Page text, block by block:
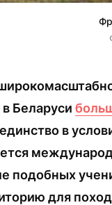
Беларуси
в
подобных
для